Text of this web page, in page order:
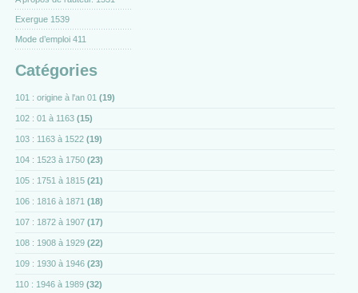
Exergue 1539
Mode d’emploi 411
Catégories
101 : origine à l'an 01 (19)
102 : 01 à 1163 (15)
103 : 1163 à 1522 (19)
104 : 1523 à 1750 (23)
105 : 1751 à 1815 (21)
106 : 1816 à 1871 (18)
107 : 1872 à 1907 (17)
108 : 1908 à 1929 (22)
109 : 1930 à 1946 (23)
110 : 1946 à 1989 (32)